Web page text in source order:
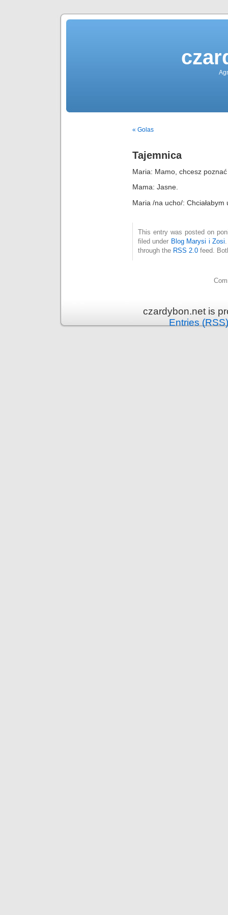
« Golas
Tajemnica
Maria: Mamo, chcesz
Mama: Jasne.
Maria /na ucho/:
This entry was posted on
filed under Blog Marysi i Zosi
through the RSS 2.0 feed.
czardybon.net is
Entries (RSS)